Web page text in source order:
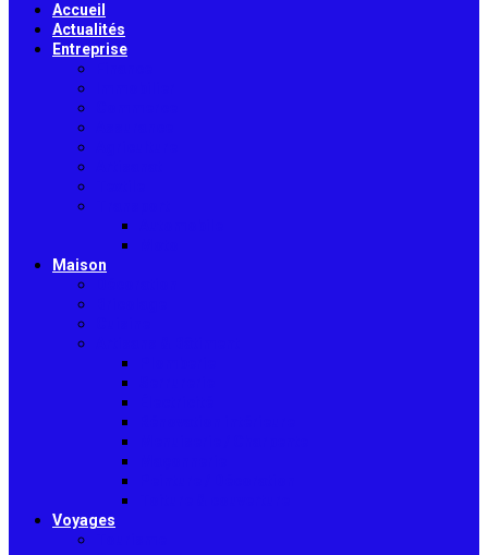
Accueil
Actualités
Entreprise
Maison
Voyages